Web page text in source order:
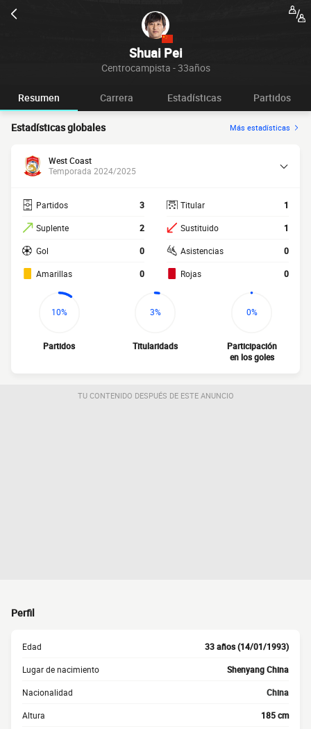
Shuai Pei
Centrocampista - 33años
Resumen Carrera Estadísticas Partidos
Estadísticas globales Más estadísticas
West Coast
Temporada 2024/2025
Partidos 3
Suplente 2
Gol 0
Amarillas 0
Titular 1
Sustituido 1
Asistencias 0
Rojas 0
10%
Partidos
3%
Titularidads
0%
Participación
en los goles
TU CONTENIDO DESPUÉS DE ESTE ANUNCIO
Perfil
Edad 33 años (14/01/1993)
Lugar de nacimiento Shenyang China
Nacionalidad China
Altura 185 cm